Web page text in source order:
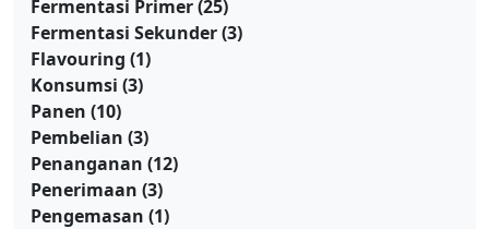
Fermentasi Primer(25)
Fermentasi Sekunder(3)
Flavouring (1)
Konsumsi (3)
Panen (10)
Pembelian (3)
Penanganan (12)
Penerimaan (3)
Pengemasan (1)